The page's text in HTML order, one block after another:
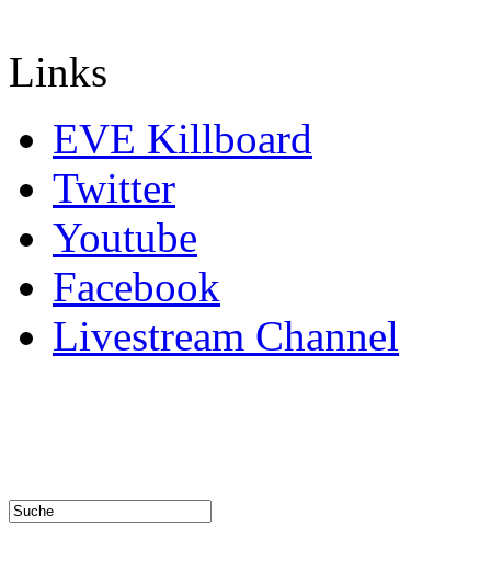
Links
EVE Killboard
Twitter
Youtube
Facebook
Livestream Channel